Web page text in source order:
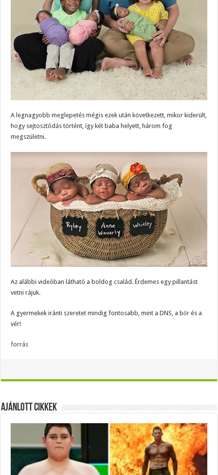
A legnagyobb meglepetés mégis ezek után következett, mikor kiderült,
hogy sejtosztódás történt, így két baba helyett, három fog
megszületni.
Az alábbi videóban látható a boldog család. Érdemes egy pillantást
vetni rájuk.
A gyermekek iránti szeretet mindig fontosabb, mint a DNS, a bőr és a
vér!
forrás
Ajánlott Cikkek